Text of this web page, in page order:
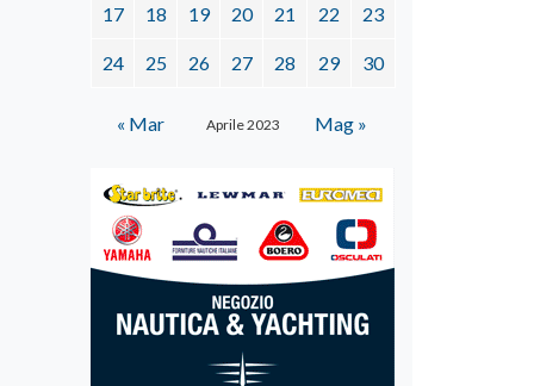
Aprile 2023
17 18 19 20 21 22 23
24 25 26 27 28 29 30
« Mar Mag »